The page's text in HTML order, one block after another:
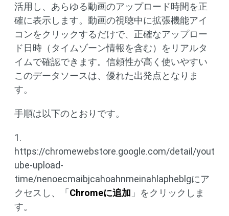
活用し、あらゆる動画のアップロード時間を正
確に表示します。動画の視聴中に拡張機能アイ
コンをクリックするだけで、正確なアップロー
ド日時（タイムゾーン情報を含む）をリアルタ
イムで確認できます。信頼性が高く使いやすい
このデータソースは、優れた出発点となりま
す。
手順は以下のとおりです。
1.
https://chromewebstore.google.com/detail/yout
ube-upload-
time/nenoecmaibjcahoahnmeinahlapheblgにア
クセスし、「 Chromeに追加 」をクリックしま
す。